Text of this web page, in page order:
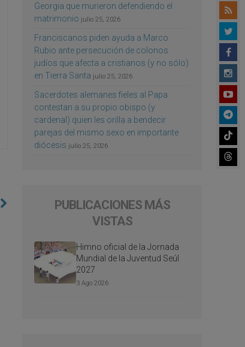
Georgia que murieron defendiendo el
matrimonio julio 25, 2026
Franciscanos piden ayuda a Marco
Rubio ante persecución de colonos
judíos que afecta a cristianos (y no sólo)
en Tierra Santa julio 25, 2026
Sacerdotes alemanes fieles al Papa
contestan a su propio obispo (y
cardenal) quien les orilla a bendecir
parejas del mismo sexo en importante
diócesis julio 25, 2026
PUBLICACIONES MÁS
VISTAS
Himno oficial de la Jornada
Mundial de la Juventud Seúl
2027
3 Ago 2026